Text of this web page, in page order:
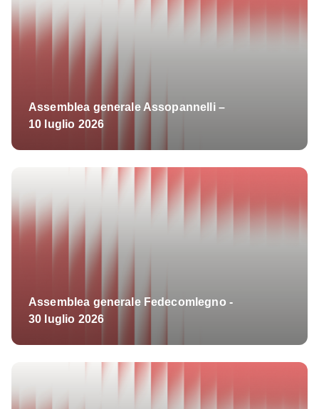
Assemblea generale Assopannelli –
10 luglio 2026
Assemblea generale Fedecomlegno -
30 luglio 2026